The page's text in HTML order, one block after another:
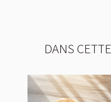
DANS